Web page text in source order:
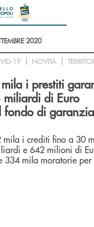
2020
19 NOVITÀ
i prestiti
di Euro
fondo di
mila i crediti fino a 30
e 642 milioni di
334 mila moratorie